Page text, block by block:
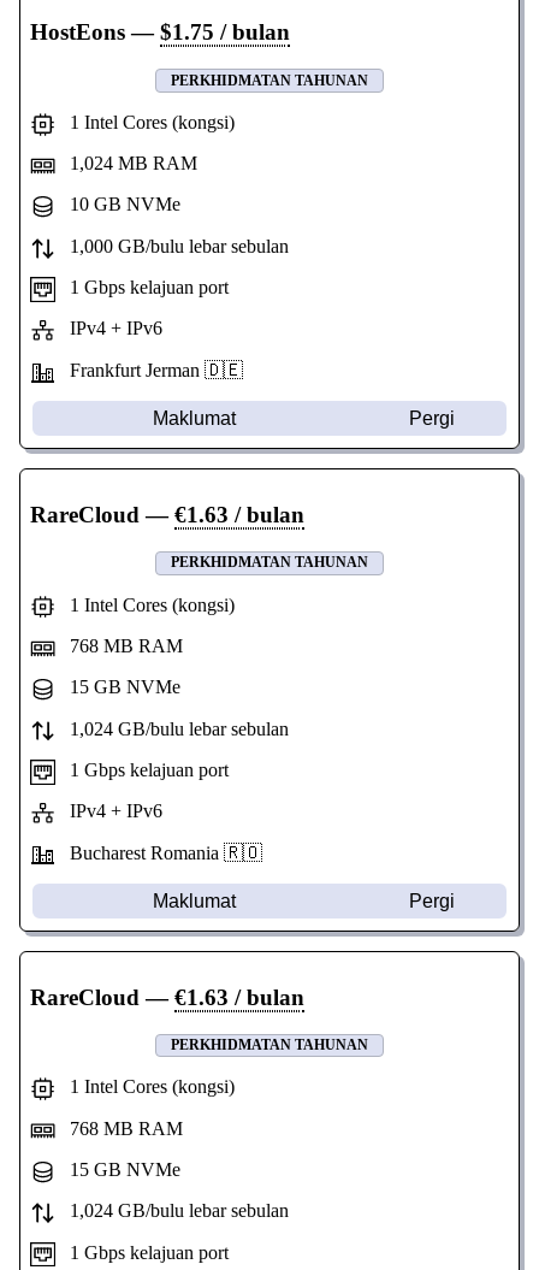
HostEons—$1.75 / bulan
PERKHIDMATAN TAHUNAN
1 Intel Cores (kongsi)
1,024 MB RAM
10 GB NVMe
1,000 GB/bulu lebar sebulan
1 Gbps kelajuan port
IPv4 + IPv6
Frankfurt Jerman 🇩🇪
Maklumat Pergi
RareCloud —€1.63 / bulan
PERKHIDMATAN TAHUNAN
1 Intel Cores (kongsi)
768 MB RAM
15 GB NVMe
1,024 GB/bulu lebar sebulan
1 Gbps kelajuan port
IPv4 + IPv6
Bucharest Romania 🇷🇴
Maklumat Pergi
RareCloud —€1.63 / bulan
PERKHIDMATAN TAHUNAN
1 Intel Cores (kongsi)
768 MB RAM
15 GB NVMe
1,024 GB/bulu lebar sebulan
1 Gbps kelajuan port